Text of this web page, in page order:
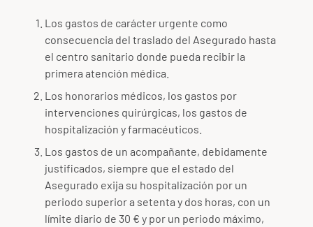
Los gastos de carácter urgente como
consecuencia del traslado del Asegurado hasta
el centro sanitario donde pueda recibir la
primera atención médica.
Los honorarios médicos, los gastos por
intervenciones quirúrgicas, los gastos de
hospitalización y farmacéuticos.
Los gastos de un acompañante, debidamente
justificados, siempre que el estado del
Asegurado exija su hospitalización por un
periodo superior a setenta y dos horas, con un
límite diario de 30 € y por un periodo máximo,